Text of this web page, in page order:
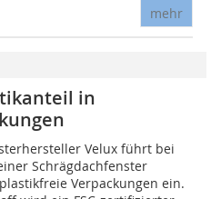
mehr
in
Velux führt bei
Schrägdachfenster
Verpackungen ein.